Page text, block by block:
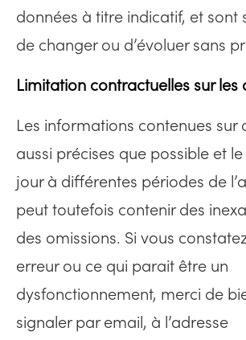
données à titre indicatif, et sont
de changer ou d’évoluer sans
Limitation contractuelles sur les
Les informations contenues sur
aussi précises que possible et
jour à différentes périodes de
peut toutefois contenir des
des omissions. Si vous
erreur ou ce qui parait être un
dysfonctionnement, merci de
signaler par email, à l’adresse